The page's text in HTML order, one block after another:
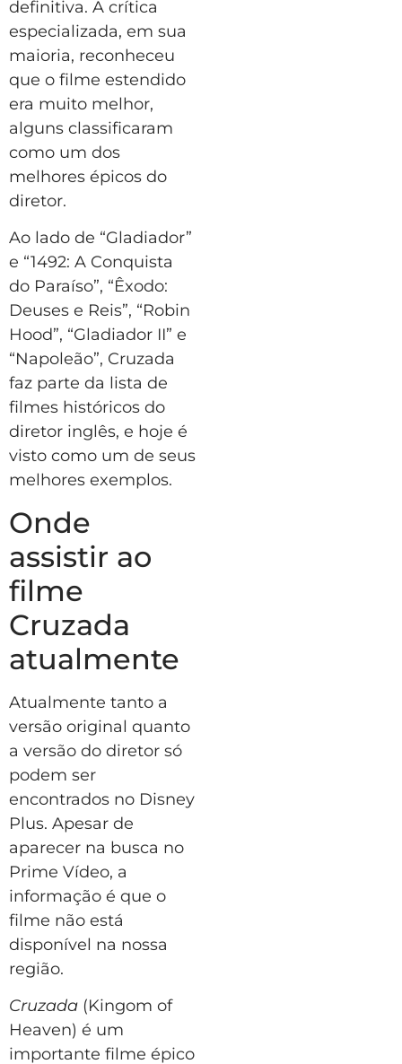
definitiva. A crítica
especializada, em sua
maioria, reconheceu
que o filme estendido
era muito melhor,
alguns classificaram
como um dos
melhores épicos do
diretor.
Ao lado de “Gladiador”
e “1492: A Conquista
do Paraíso”, “Êxodo:
Deuses e Reis”, “Robin
Hood”, “Gladiador II” e
“Napoleão”, Cruzada
faz parte da lista de
filmes históricos do
diretor inglês, e hoje é
visto como um de seus
melhores exemplos.
Onde
assistir ao
filme
Cruzada
atualmente
Atualmente tanto a
versão original quanto
a versão do diretor só
podem ser
encontrados no Disney
Plus. Apesar de
aparecer na busca no
Prime Vídeo, a
informação é que o
filme não está
disponível na nossa
região.
Cruzada (Kingom of
Heaven) é um
importante filme épico